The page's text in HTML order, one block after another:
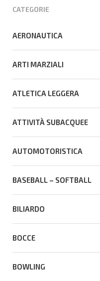
CATEGORIE
AERONAUTICA
ARTI MARZIALI
ATLETICA LEGGERA
ATTIVITÀ SUBACQUEE
AUTOMOTORISTICA
BASEBALL – SOFTBALL
BILIARDO
BOCCE
BOWLING